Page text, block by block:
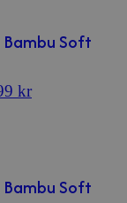
Soft
kr
Soft